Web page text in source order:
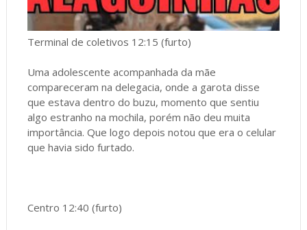
Terminal de coletivos 12:15 (furto)
Uma adolescente acompanhada da mãe
compareceram na delegacia, onde a garota disse
que estava dentro do buzu, momento que sentiu
algo estranho na mochila, porém não deu muita
importância. Que logo depois notou que era o celular
que havia sido furtado.
Centro 12:40 (furto)